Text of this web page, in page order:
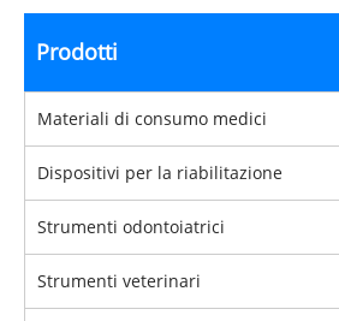
Prodotti
Materiali di consumo medici
Dispositivi per la riabilitazione
Strumenti odontoiatrici
Strumenti veterinari